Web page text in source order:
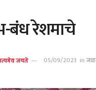
बंध रेशमाचे
जयते 05/09/2023 in